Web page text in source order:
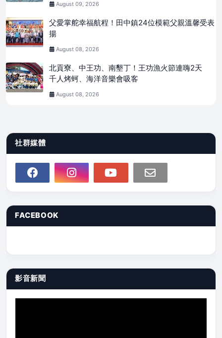
August 09, 2026
父愛掌舵幸福航程！田中鎮24位模範父親溫馨受表
揚
August 08, 2026
北貢寮、中王功、南墾丁！王功漁火節連嗨2天
千人烤蚵、海洋音樂會吸客
August 08, 2026
社群媒體
FACEBOOK
影音新聞